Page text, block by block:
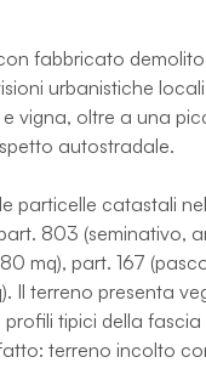
fabbricato
urbanistiche
vigna, oltre a una
autostradale.
particelle catastali
803 (seminativo,
mq), part. 167
Il terreno presenta
tipici della
terreno incolto